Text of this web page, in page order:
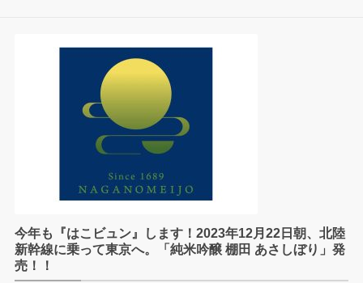
今年も『はこビュン』します！2023年12月22日朝、北陸
新幹線に乗って東京へ。「純米吟醸 棚田 あさしぼり」発
売！！